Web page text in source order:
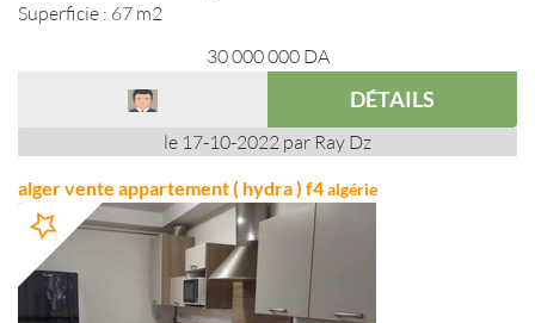
Superficie : 67 m2
30 000 000 DA
DÉTAILS
le 17-10-2022 par Ray Dz
alger vente appartement ( hydra ) f4algérie